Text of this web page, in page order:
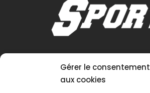
Gérer le consentement
aux cookies